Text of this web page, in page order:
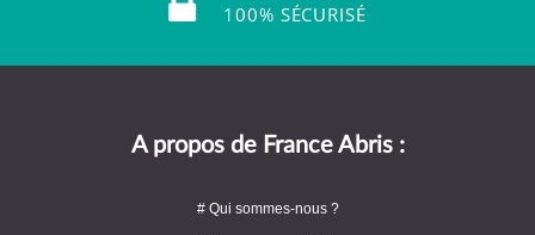
100% SÉCURISÉ
A propos de France Abris :
# Qui sommes-nous ?